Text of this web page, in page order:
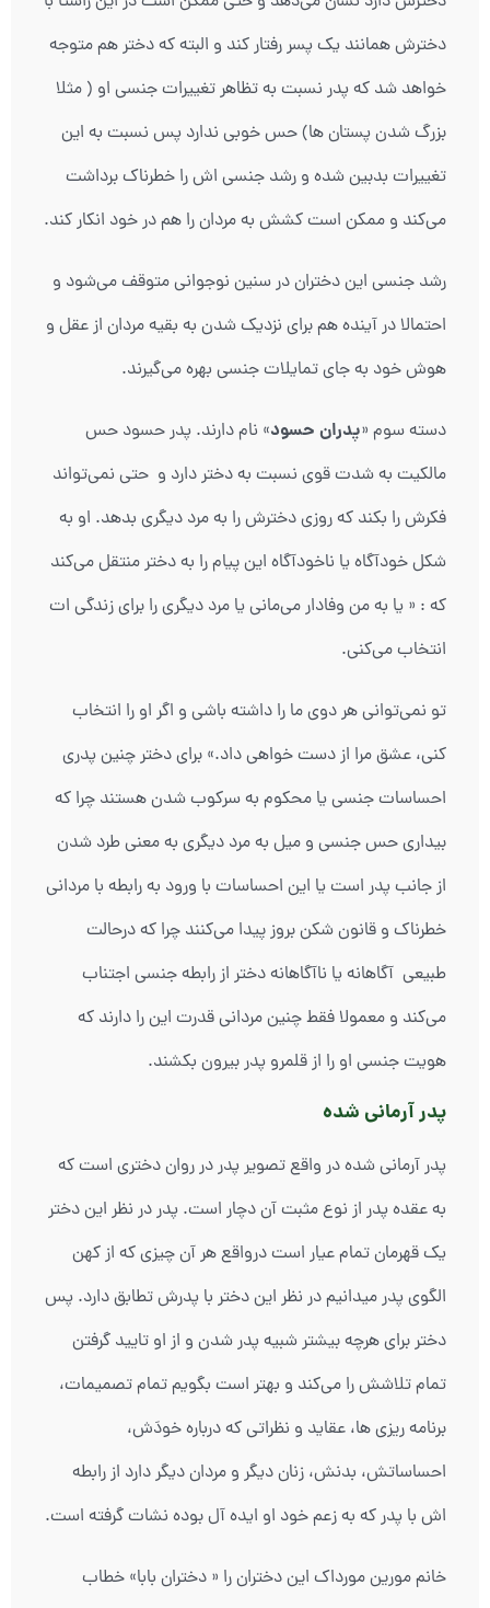
دخترش همانند یک پسر رفتار کند و البته که دختر هم متوجه
خواهد شد که پدر نسبت به تظاهر تغییرات جنسی او ( مثلا
بزرگ شدن پستان ها) حس خوبی ندارد پس نسبت به این
تغییرات بدبین شده و رشد جنسی اش را خطرناک برداشت
می‌کند و ممکن است کشش به مردان را هم در خود انکار کند.
رشد جنسی این دختران در سنین نوجوانی متوقف می‌شود و
احتمالا در آینده هم برای نزدیک شدن به بقیه مردان از عقل و
هوش خود به جای تمایلات جنسی بهره می‌گیرند.
دسته سوم «پدران حسود» نام دارند. پدر حسود حس
مالکیت به شدت قوی نسبت به دختر دارد و حتی نمی‌تواند
فکرش را بکند که روزی دخترش را به مرد دیگری بدهد. او به
شکل خودآگاه یا ناخودآگاه این پیام را به دختر منتقل می‌کند
که : « یا به من وفادار می‌مانی یا مرد دیگری را برای زندگی ات
انتخاب می‌کنی.
تو نمی‌توانی هر دوی ما را داشته باشی و اگر او را انتخاب
کنی، عشق مرا از دست خواهی داد.» برای دختر چنین پدری
احساسات جنسی یا محکوم به سرکوب شدن هستند چرا که
بیداری حس جنسی و میل به مرد دیگری به معنی طرد شدن
از جانب پدر است یا این احساسات با ورود به رابطه با مردانی
خطرناک و قانون شکن بروز پیدا می‌کنند چرا که درحالت
طبیعی آگاهانه یا ناآگاهانه دختر از رابطه جنسی اجتناب
می‌کند و معمولا فقط چنین مردانی قدرت این را دارند که
هویت جنسی او را از قلمرو پدر بیرون بکشند.
پدر آرمانی شده
پدر آرمانی شده در واقع تصویر پدر در روان دختری است که
به عقده پدر از نوع مثبت آن دچار است. پدر در نظر این دختر
یک قهرمان تمام عیار است درواقع هر آن چیزی که از کهن
الگوی پدر میدانیم در نظر این دختر با پدرش تطابق دارد. پس
دختر برای هرچه بیشتر شبیه پدر شدن و از او تایید گرفتن
تمام تلاشش را می‌کند و بهتر است بگویم تمام تصمیمات،
برنامه ریزی ها، عقاید و نظراتی که درباره خودَش،
احساساتش، بدنش، زنان دیگر و مردان دیگر دارد از رابطه
اش با پدر که به زعم خود او ایده آل بوده نشات گرفته است.
خانم مورین مورداک این دختران را « دختران بابا» خطاب